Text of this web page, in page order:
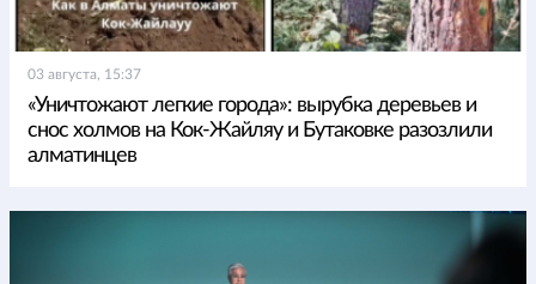
03 августа, 15:37
«Уничтожают легкие города»: вырубка деревьев и
снос холмов на Кок-Жайляу и Бутаковке разозлили
алматинцев